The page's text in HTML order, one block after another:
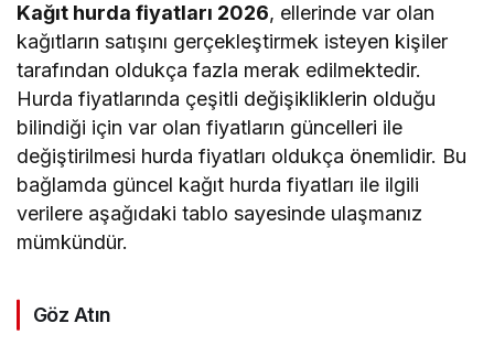
Kağıt hurda fiyatları 2026, ellerinde var olan
kağıtların satışını gerçekleştirmek isteyen kişiler
tarafından oldukça fazla merak edilmektedir.
Hurda fiyatlarında çeşitli değişikliklerin olduğu
bilindiği için var olan fiyatların güncelleri ile
değiştirilmesi hurda fiyatları oldukça önemlidir. Bu
bağlamda güncel kağıt hurda fiyatları ile ilgili
verilere aşağıdaki tablo sayesinde ulaşmanız
mümkündür.
Göz Atın